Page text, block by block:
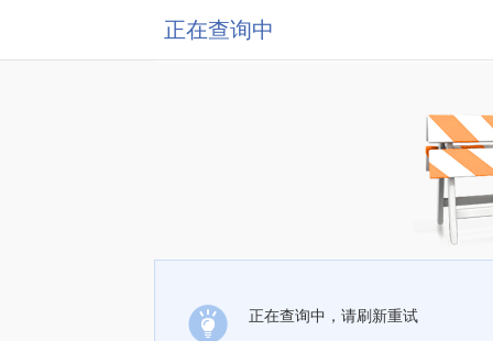
正在查询中
正在查询中，请刷新重试